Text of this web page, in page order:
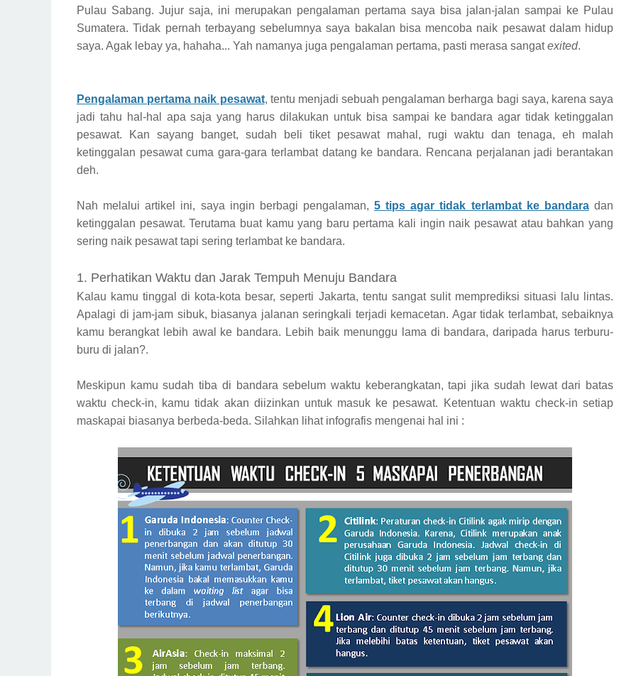
Pulau Sabang. Jujur saja, ini merupakan pengalaman pertama saya bisa jalan-jalan sampai ke Pulau
Sumatera. Tidak pernah terbayang sebelumnya saya bakalan bisa mencoba naik pesawat dalam hidup
saya. Agak lebay ya, hahaha... Yah namanya juga pengalaman pertama, pasti merasa sangatexited.
Pengalaman pertama naik pesawat, tentu menjadi sebuah pengalaman berharga bagi saya, karena saya
jadi tahu hal-hal apa saja yang harus dilakukan untuk bisa sampai ke bandara agar tidak ketinggalan
pesawat. Kan sayang banget, sudah beli tiket pesawat mahal, rugi waktu dan tenaga, eh malah
ketinggalan pesawat cuma gara-gara terlambat datang ke bandara. Rencana perjalanan jadi berantakan
deh.
Nah melalui artikel ini, saya ingin berbagi pengalaman,5 tips agar tidak terlambat ke bandaradan
ketinggalan pesawat. Terutama buat kamu yang baru pertama kali ingin naik pesawat atau bahkan yang
sering naik pesawat tapi sering terlambat ke bandara.
1. Perhatikan Waktu dan Jarak Tempuh Menuju Bandara
Kalau kamu tinggal di kota-kota besar, seperti Jakarta, tentu sangat sulit memprediksi situasi lalu lintas.
Apalagi di jam-jam sibuk, biasanya jalanan seringkali terjadi kemacetan. Agar tidak terlambat, sebaiknya
kamu berangkat lebih awal ke bandara. Lebih baik menunggu lama di bandara, daripada harus terburu-
buru di jalan?.
Meskipun kamu sudah tiba di bandara sebelum waktu keberangkatan, tapi jika sudah lewat dari batas
waktu check-in, kamu tidak akan diizinkan untuk masuk ke pesawat. Ketentuan waktu check-in setiap
maskapai biasanya berbeda-beda. Silahkan lihat infografis mengenai hal ini :